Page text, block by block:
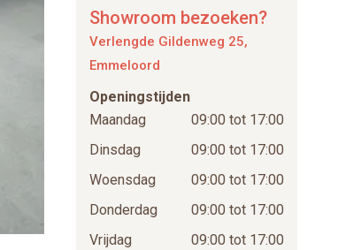
Showroom bezoeken?
Verlengde Gildenweg 25,
Emmeloord
Openingstijden
Maandag
09:00 tot 17:00
Dinsdag
09:00 tot 17:00
Woensdag
09:00 tot 17:00
Donderdag
09:00 tot 17:00
Vrijdag
09:00 tot 17:00